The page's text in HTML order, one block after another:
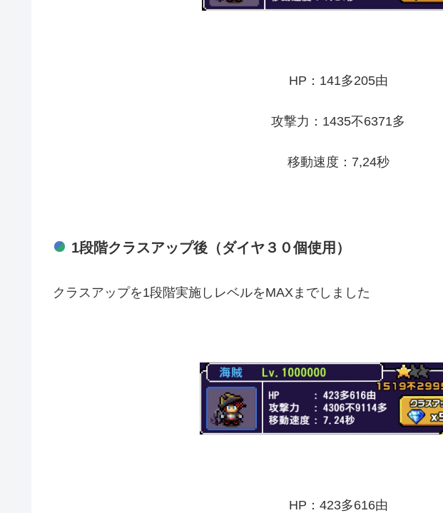
HP：141多205由
攻撃力：1435不6371多
移動速度：7,24秒
1段階クラスアップ後（ダイヤ３０個使用）
クラスアップを1段階実施しレベルをMAXまでしました
HP：423多616由